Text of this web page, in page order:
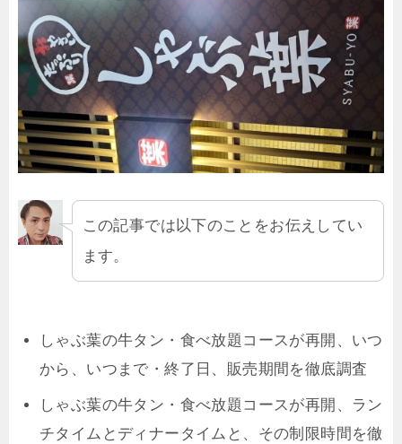
この記事では以下のことをお伝えしてい
ます。
しゃぶ葉の牛タン・食べ放題コースが再開、いつ
から、いつまで・終了日、販売期間を徹底調査
しゃぶ葉の牛タン・食べ放題コースが再開、ラン
チタイムとディナータイムと、その制限時間を徹